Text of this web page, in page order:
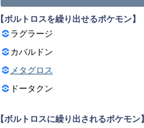
【ボルトロスを繰り出せるポケモン】
ラグラージ
カバルドン
メタグロス
ドータクン
【ボルトロスに繰り出されるポケモン】